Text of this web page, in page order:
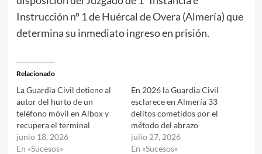
Instrucción nº 1 de Huércal de Overa (Almería) que
determina su inmediato ingreso en prisión.
Relacionado
La Guardia Civil detiene al
autor del hurto de un
teléfono móvil en Albox y
recupera el terminal
junio 18, 2026
En «Sucesos»
En 2026 la Guardia Civil
esclarece en Almería 33
delitos cometidos por el
método del abrazo
julio 27, 2026
En «Sucesos»